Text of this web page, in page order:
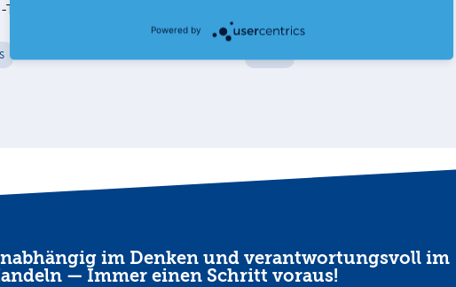
Tochter IONOS…
im Denken und verantwortungsvoll im
— Immer einen Schritt voraus!
Powered by